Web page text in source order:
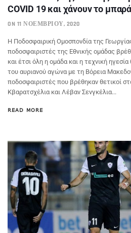
COVID 19 και χάνουν το
ON 11 ΝΟΕΜΒΡΊΟΥ, 2020
Η Ποδοσφαιρική Ομοσπονδία της
ποδοσφαιριστές της Εθνικής ομάδας
και έτσι όλη η ομάδα και η τεχνική
του αυριανού αγώνα με τη Βόρεια
ποδοσφαιριστές που βρέθηκαν θετικοί
Κβαρατσχέλια και Λέβαν Σενγκέλια...
READ MORE